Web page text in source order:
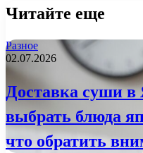
Читайте еще
Разное
02.07.2026
Доставка суши в
выбрать блюда
что обратить